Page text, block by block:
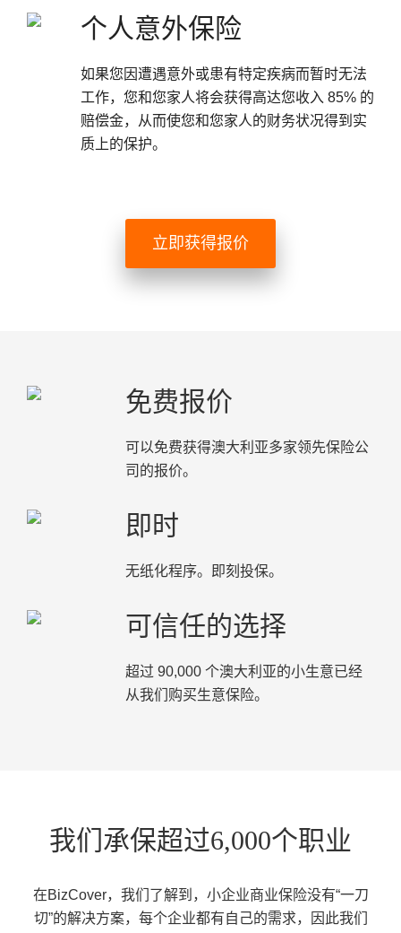
个人意外保险
如果您因遭遇意外或患有特定疾病而暂时无法
工作，您和您家人将会获得高达您收入 85% 的
赔偿金，从而使您和您家人的财务状况得到实
质上的保护。
立即获得报价
免费报价
可以免费获得澳大利亚多家领先保险公
司的报价。
即时
无纸化程序。即刻投保。
可信任的选择
超过 90,000 个澳大利亚的小生意已经
从我们购买生意保险。
我们承保超过6,000个职业
在BizCover，我们了解到，小企业商业保险没有“一刀
切”的解决方案，每个企业都有自己的需求，因此我们